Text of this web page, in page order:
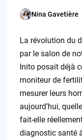
Posted
Nina Gavetière
La révolution du
par le salon de
Inito posait déjà
moniteur de
mesurer leurs
aujourd’hui,
fait-elle
diagnostic santé